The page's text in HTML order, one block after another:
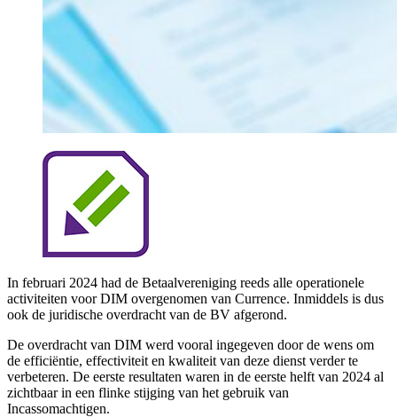
In februari 2024 had de Betaalvereniging reeds alle operationele
activiteiten voor DIM overgenomen van Currence. Inmiddels is dus
ook de juridische overdracht van de BV afgerond.
De overdracht van DIM werd vooral ingegeven door de wens om
de efficiëntie, effectiviteit en kwaliteit van deze dienst verder te
verbeteren. De eerste resultaten waren in de eerste helft van 2024 al
zichtbaar in een flinke stijging van het gebruik van
Incassomachtigen.